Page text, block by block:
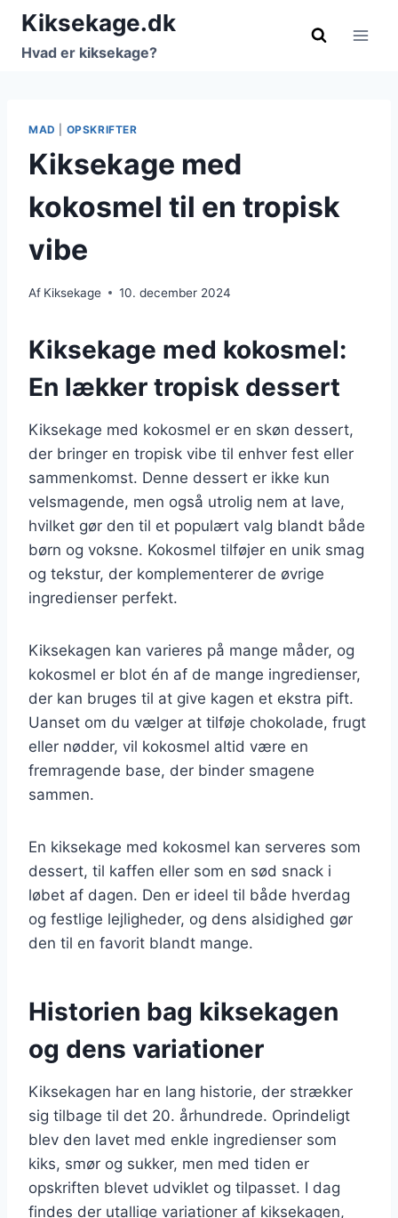
Fortsæt
indhold
Kiksekage.dk
Hvad er kiksekage?
MAD OPSKRIFTER
Kiksekage med
kokosmel til en tropisk
vibe
Af Kiksekage 10. december 2024
Kiksekage med kokosmel:
En lækker tropisk dessert
Kiksekage med kokosmel er en skøn dessert,
der bringer en tropisk vibe til enhver fest eller
sammenkomst. Denne dessert er ikke kun
velsmagende, men også utrolig nem at lave,
hvilket gør den til et populært valg blandt både
børn og voksne. Kokosmel tilføjer en unik smag
og tekstur, der komplementerer de øvrige
ingredienser perfekt.
Kiksekagen kan varieres på mange måder, og
kokosmel er blot én af de mange ingredienser,
der kan bruges til at give kagen et ekstra pift.
Uanset om du vælger at tilføje chokolade, frugt
eller nødder, vil kokosmel altid være en
fremragende base, der binder smagene
sammen.
En kiksekage med kokosmel kan serveres som
dessert, til kaffen eller som en sød snack i
løbet af dagen. Den er ideel til både hverdag
og festlige lejligheder, og dens alsidighed gør
den til en favorit blandt mange.
Historien bag kiksekagen
og dens variationer
Kiksekagen har en lang historie, der strækker
sig tilbage til det 20. århundrede. Oprindeligt
blev den lavet med enkle ingredienser som
kiks, smør og sukker, men med tiden er
opskriften blevet udviklet og tilpasset. I dag
findes der utallige variationer af kiksekagen,